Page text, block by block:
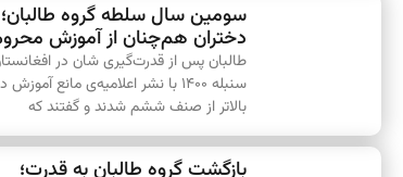
سومین سال سلطه گروه طالبان؛
دختران هم‌چنان از آموزش
سنبله ۱۴۰۰ با نشر اعلامیه‌ی مانع
بالاتر از صنف ششم شدند و گفتند که
بازگشت گروه طالبان به قدرت؛